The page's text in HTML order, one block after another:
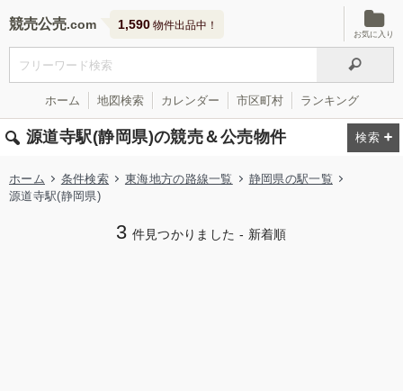
競売公売 1,590 物件出品中！
お気に入り
ホーム 地図検索 カレンダー 市区町村 ランキング
源道寺駅(静岡県)の競売＆公売物件
ホーム 条件検索 東海地方の路線一覧
静岡県の駅一覧
源道寺駅(静岡県)
3 件見つかりました - 新着順